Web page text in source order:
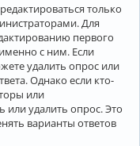
только
Для
первого
с ним. Если
удалить опрос или
Однако если кто-
или
или удалить опрос. Это
варианты ответов